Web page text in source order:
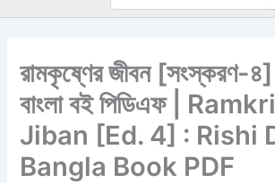
for:
রামকৃষ্ণের জীবন [সংস্করণ-
বাংলা বই পিডিএফ |
Jiban [Ed. 4] : Rishi
Bangla Book PDF